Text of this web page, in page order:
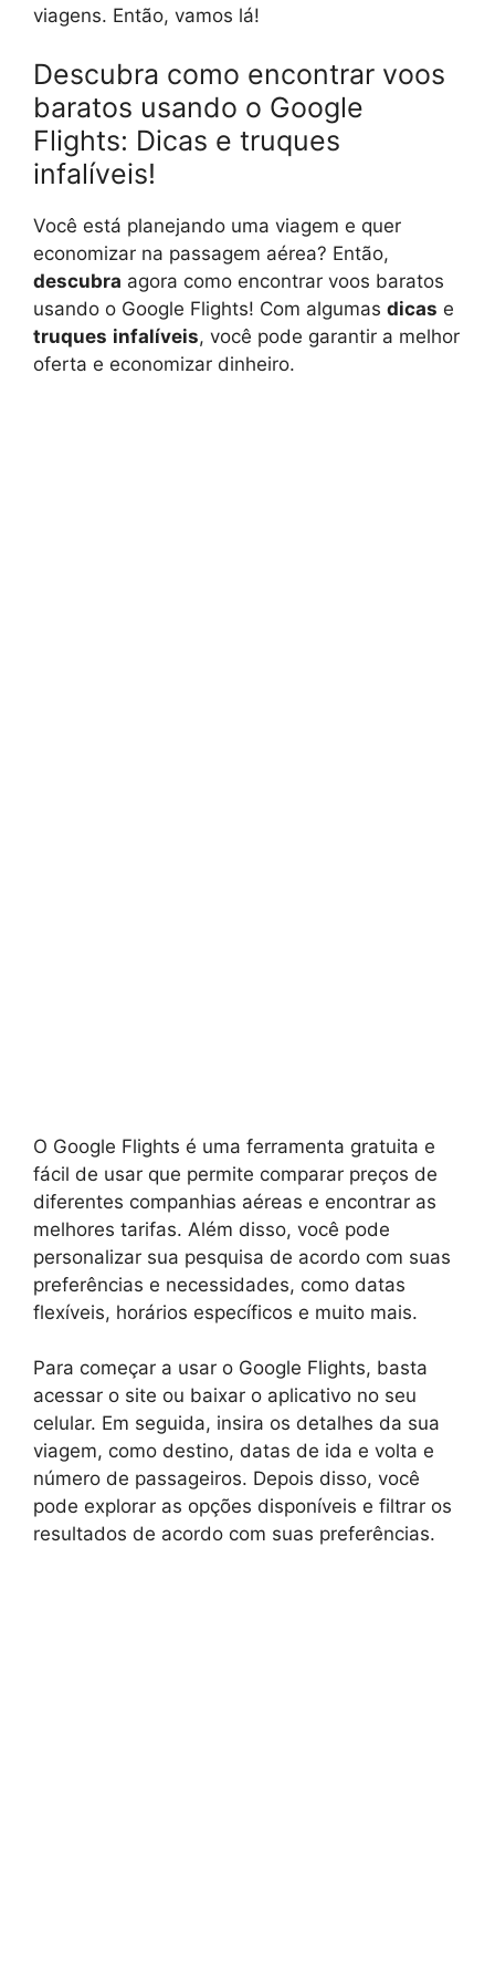
viagens. Então, vamos lá!
Descubra como encontrar voos
baratos usando o Google
Flights: Dicas e truques
infalíveis!
Você está planejando uma viagem e quer
economizar na passagem aérea? Então,
descubra agora como encontrar voos baratos
usando o Google Flights! Com algumas dicas e
truques infalíveis, você pode garantir a melhor
oferta e economizar dinheiro.
O Google Flights é uma ferramenta gratuita e
fácil de usar que permite comparar preços de
diferentes companhias aéreas e encontrar as
melhores tarifas. Além disso, você pode
personalizar sua pesquisa de acordo com suas
preferências e necessidades, como datas
flexíveis, horários específicos e muito mais.
Para começar a usar o Google Flights, basta
acessar o site ou baixar o aplicativo no seu
celular. Em seguida, insira os detalhes da sua
viagem, como destino, datas de ida e volta e
número de passageiros. Depois disso, você
pode explorar as opções disponíveis e filtrar os
resultados de acordo com suas preferências.